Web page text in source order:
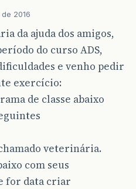
2016
da ajuda dos amigos,
do curso ADS,
e venho pedir
exercício:
de classe abaixo
veterinária.
com seus
for data criar